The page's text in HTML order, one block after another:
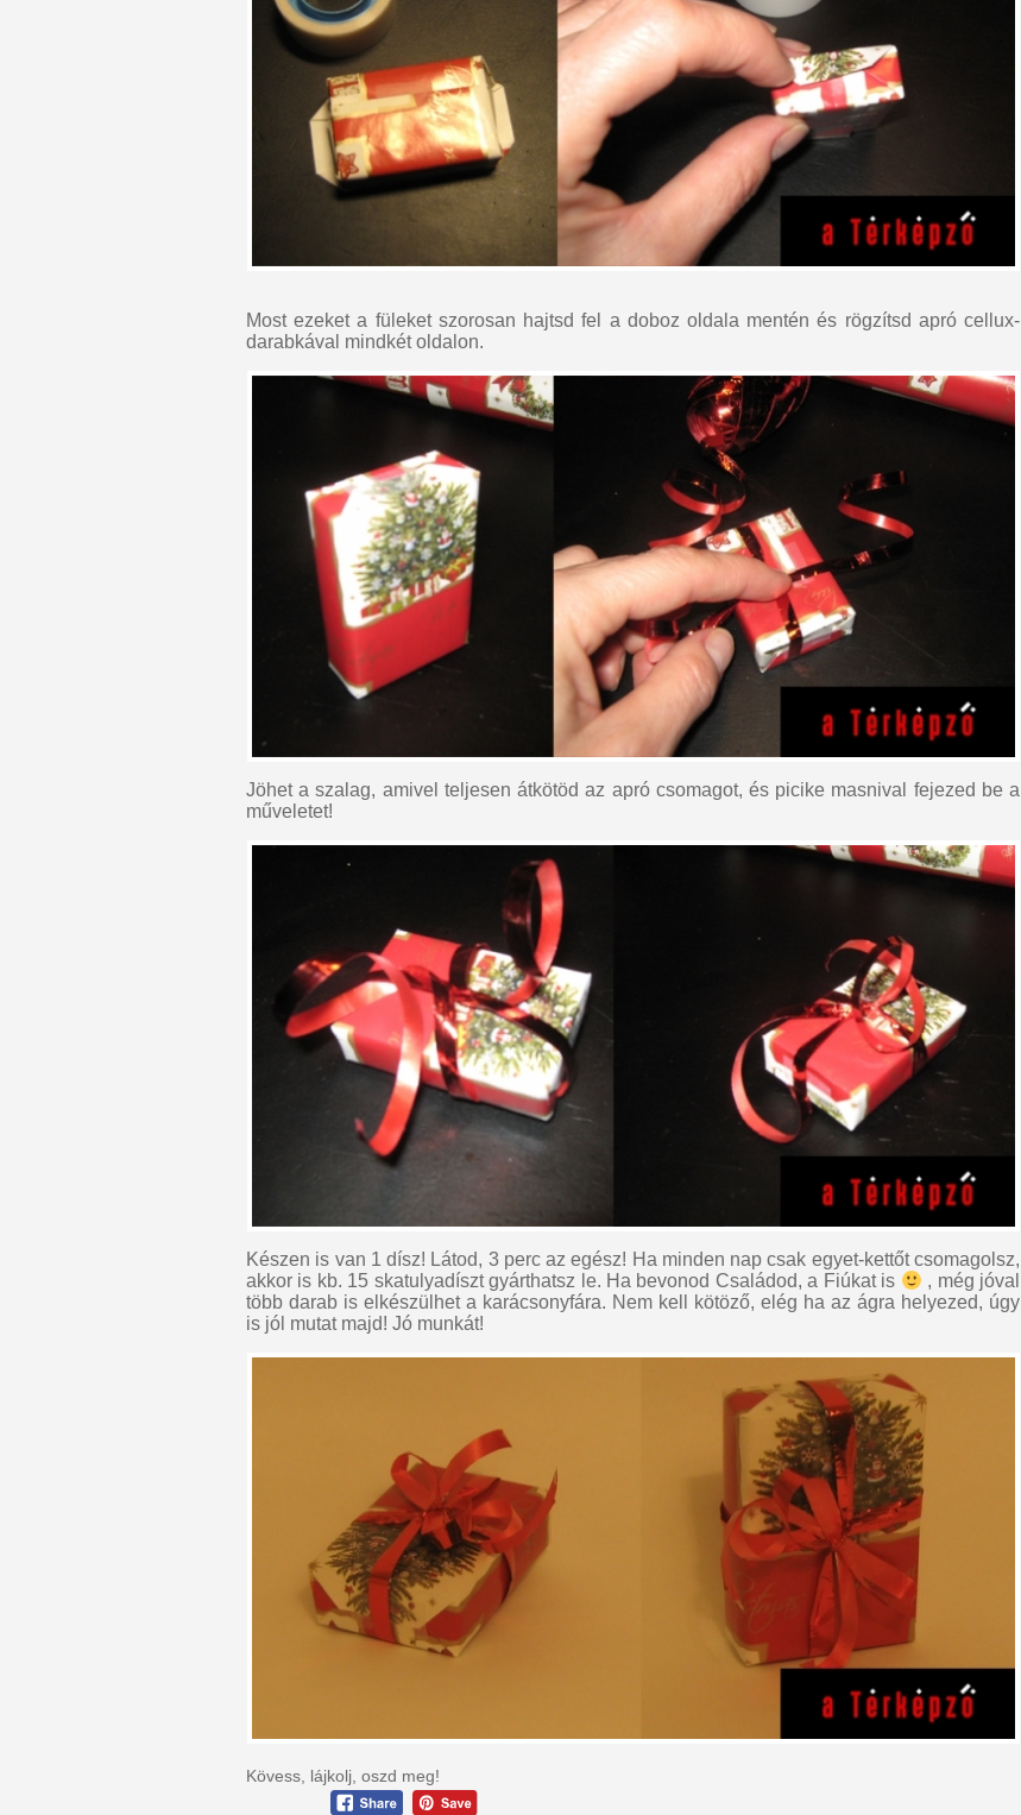
Most ezeket a füleket szorosan hajtsd fel a doboz oldala mentén és rögzítsd apró cellux-
darabkával mindkét oldalon.
Jöhet a szalag, amivel teljesen átkötöd az apró csomagot, és picike masnival fejezed be a
műveletet!
Készen is van 1 dísz! Látod, 3 perc az egész! Ha minden nap csak egyet-kettőt csomagolsz,
akkor is kb. 15 skatulyadíszt gyárthatsz le. Ha bevonod Családod, a Fiúkat is
, még jóval
több darab is elkészülhet a karácsonyfára. Nem kell kötöző, elég ha az ágra helyezed, úgy
is jól mutat majd! Jó munkát!
Kövess, lájkolj, oszd meg!